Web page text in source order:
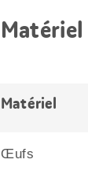
Matériel
Œufs